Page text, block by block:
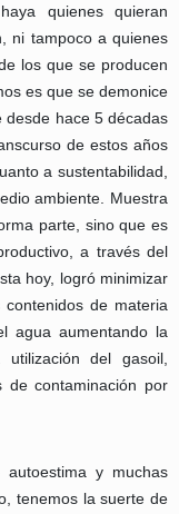
quienes quieran
ni tampoco a quienes
los que se producen
es que se demonice
desde hace 5 décadas
de estos años
a sustentabilidad,
ambiente. Muestra
parte, sino que es
a través del
hoy, logró minimizar
de materia
agua aumentando la
del gasoil,
de contaminación por
y muchas
tenemos la suerte de